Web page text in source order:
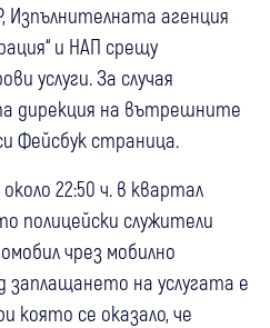
Изпълнителната агенция
и НАП срещу
услуги. За случая
дирекция на вътрешните
Фейсбук страница.
22:50 ч. в квартал
полицейски служители
чрез мобилно
заплащането на услугата е
която се оказало, че